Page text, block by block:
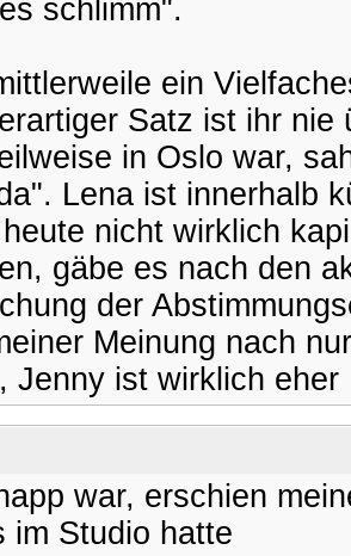
schlimm".
ein
Satz ist ihr
in Oslo war,
Lena ist innerhalb
nicht wirklich
gäbe es nach den
der
Meinung nach
Jenny ist wirklich eher
war, erschien
im Studio hatte